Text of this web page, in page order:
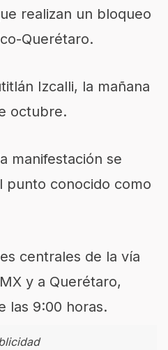
realizan un bloqueo
Querétaro.
Izcalli, la mañana
octubre.
manifestación se
punto conocido como
centrales de la vía
y a Querétaro,
las 9:00 horas.